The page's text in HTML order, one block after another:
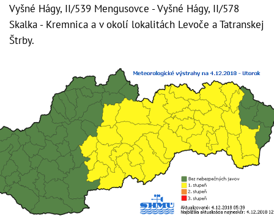
Vyšné Hágy, II/539 Mengusovce - Vyšné Hágy, II/578
Skalka - Kremnica a v okolí lokalitách Levoče a Tatranskej
Štrby.